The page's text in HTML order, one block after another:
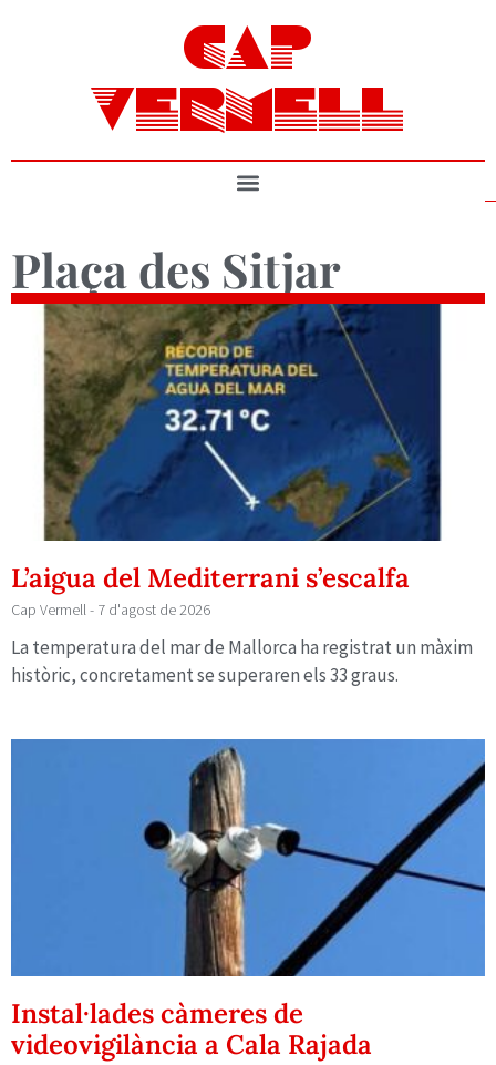
CAP
VERMELL
Plaça des Sitjar
L’aigua del Mediterrani s’escalfa
Cap Vermell 7 d'agost de 2026
La temperatura del mar de Mallorca ha registrat un màxim
històric, concretament se superaren els 33 graus.
Instal·lades càmeres de
videovigilància a Cala Rajada